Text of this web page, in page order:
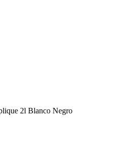
2l Blanco Negro